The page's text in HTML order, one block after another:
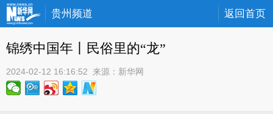
贵州频道 返回首页
锦绣中国年丨民俗里的“龙”
2024-02-12 16:16:52 来源： 新华网